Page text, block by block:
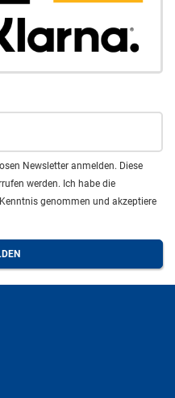
Newsletter anmelden. Diese
werden. Ich habe die
genommen und akzeptiere